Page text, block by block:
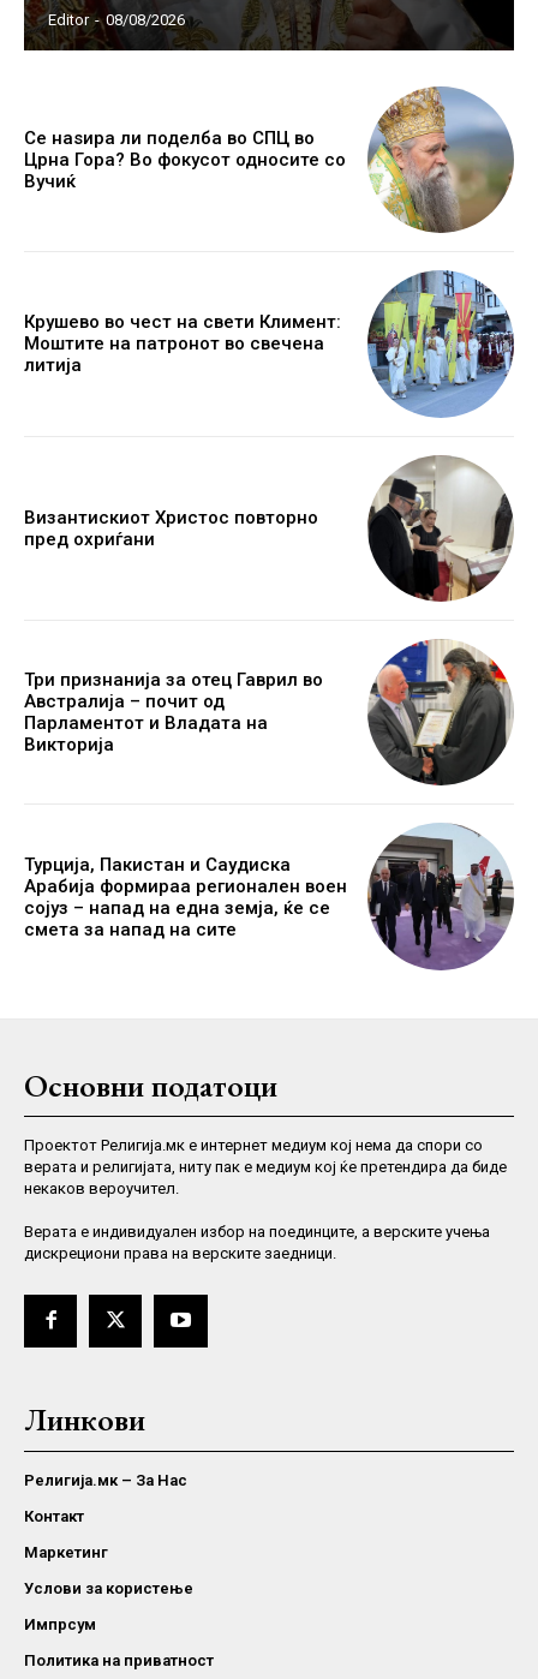
Editor - 08/08/2026
Се наѕира ли поделба во СПЦ во
Црна Гора? Во фокусот односите со
Вучиќ
Крушево во чест на свети Климент:
Моштите на патронот во свечена
литија
Византискиот Христос повторно
пред охриѓани
Три признанија за отец Гаврил во
Австралија – почит од
Парламентот и Владата на
Викторија
Турција, Пакистан и Саудиска
Арабија формираа регионален воен
сојуз – напад на една земја, ќе се
смета за напад на сите
Основни податоци
Проектот Религија.мк е интернет медиум кој нема да спори со
верата и религијата, ниту пак е медиум кој ќе претендира да биде
некаков вероучител.
Верaта е индивидуален избор на поединците, а верските учења
дискрециони права на верските заедници.
Линкови
Религија.мк – За Нас
Контакт
Маркетинг
Услови за користење
Импрсум
Политика на приватност